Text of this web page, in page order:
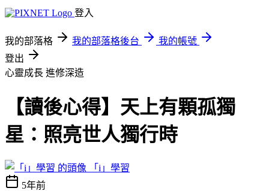
登入
我的部落格 我的部落格後台
我的帳號
登出
心靈成長 進修深造
【讀後心得】天上有顆孤獨
星：照亮世人獨行時
「i」學習
5年前